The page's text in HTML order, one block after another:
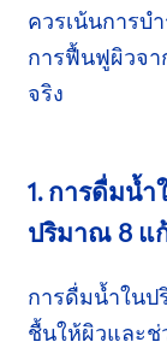
ควรเน้นการบ
การฟื้นฟูผิวจ
จริง
1. การดื่มน้
ปริมาณ 8 แ
การดื่มน้ำในป
ชื้นให้ผิวและช่